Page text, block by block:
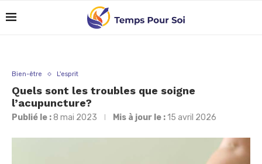
Bien-être L'esprit
Quels sont les troubles que soigne
l’acupuncture?
Publié le :8 mai 2023 Mis à jour le : 15 avril 2026